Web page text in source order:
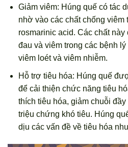
Giảm viêm: Húng quế có tác
nhờ vào các chất chống
rosmarinic acid. Các chất
đau và viêm trong các bệnh
viêm loét và viêm nhiễm.
Hỗ trợ tiêu hóa: Húng quế
để cải thiện chức năng tiêu
thích tiêu hóa, giảm chuỗi
triệu chứng khó tiêu. Húng
dịu các vấn đề về tiêu hóa